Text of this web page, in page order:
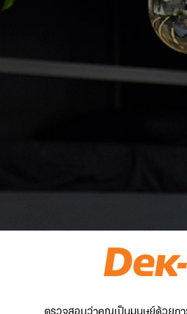
ตรวจสอบว่าคุณเป็นมนุษย์ด้วยกา